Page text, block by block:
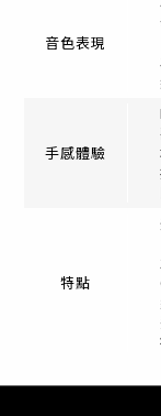
音色表現
手感體驗
特點